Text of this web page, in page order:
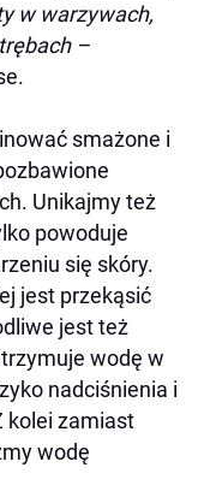
w warzywach,
–
smażone i
Unikajmy też
powoduje
się skóry.
jest przekąsić
jest też
wodę w
nadciśnienia i
kolei zamiast
wodę